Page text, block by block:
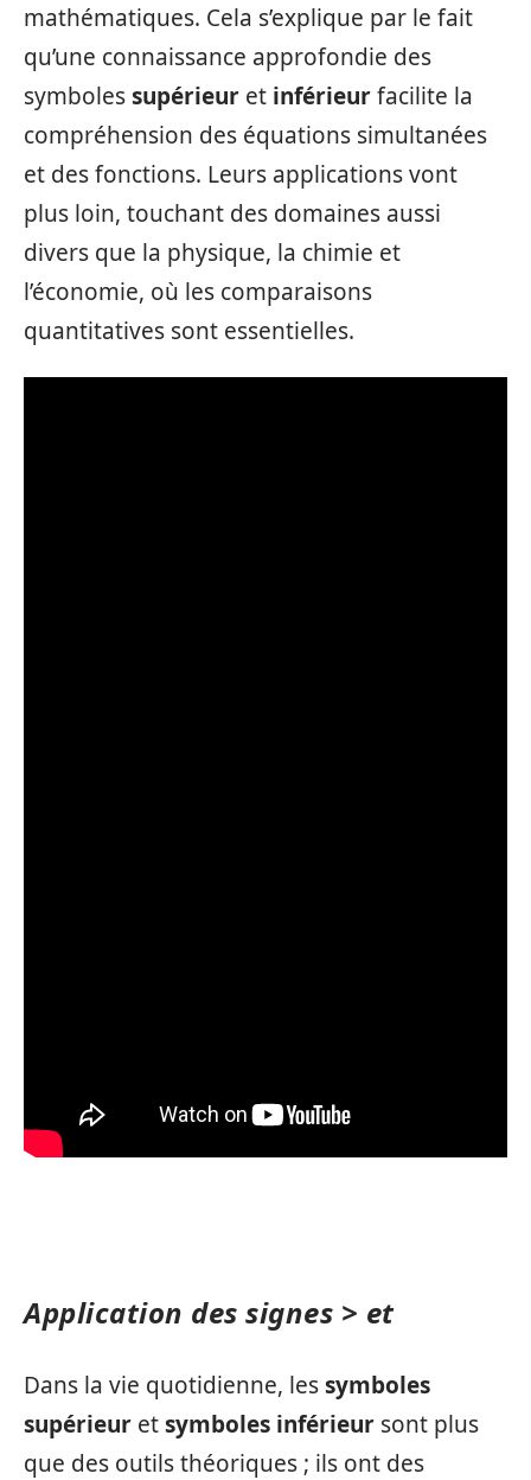
mathématiques. Cela s’explique par le fait
qu’une connaissance approfondie des
symbolessupérieur et inférieurfacilite la
compréhension des équations simultanées
et des fonctions. Leurs applications vont
plus loin, touchant des domaines aussi
divers que la physique, la chimie et
l’économie, où les comparaisons
quantitatives sont essentielles.
Application des signes > et
Dans la vie quotidienne, lessymboles
supérieur etsymboles inférieur sont plus
que des outils théoriques ; ils ont des